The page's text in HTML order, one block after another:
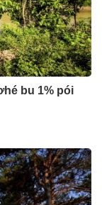
bu 1% pói